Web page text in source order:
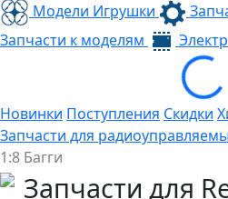
Модели Игрушки
Запчасти к моделям
Loading...
Новинки Поступления Скидки
Запчасти для
1:8 Багги
Запчасти для